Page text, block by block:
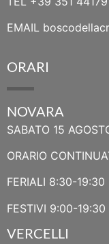
EMAIL
ORARI
NOVARA
SABATO 15
ORARIO
FERIALI 8:30-19:30
FESTIVI 9:00-19:30
VERCELLI